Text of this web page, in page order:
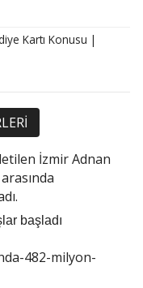
Kartı Konusu |
başladı